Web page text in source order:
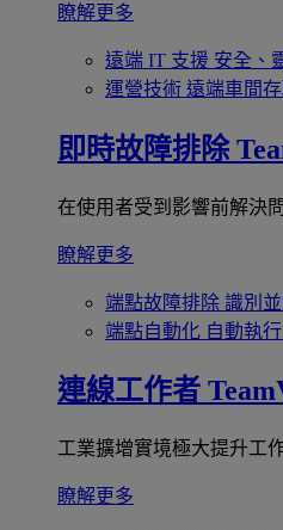
瞭解更多
遠端 IT 支援 安全、
運營技術 遠端車間
即時故障排除
在使用者受到影響前解決
瞭解更多
端點故障排除 識別
端點自動化 自動執
連線工作者
工業擴增實境極大提升工
瞭解更多